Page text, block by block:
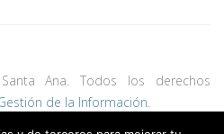
Ana. Todos los derechos
de la Información.